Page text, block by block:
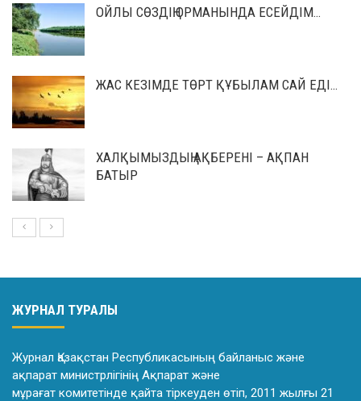
ОЙЛЫ СӨЗДІҢ ОРМАНЫНДА ЕСЕЙДІМ…
ЖАС КЕЗІМДЕ ТӨРТ ҚҰБЫЛАМ САЙ ЕДІ…
ХАЛҚЫМЫЗДЫҢ АҚБЕРЕНІ – АҚПАН
БАТЫР
ЖУРНАЛ ТУРАЛЫ
Журнал Қазақстан Республикасының байланыс және
ақпарат министрлiгiнiң Ақпарат және
мұрағат комитетiнде қайта тiркеуден өтiп, 2011 жылғы 21